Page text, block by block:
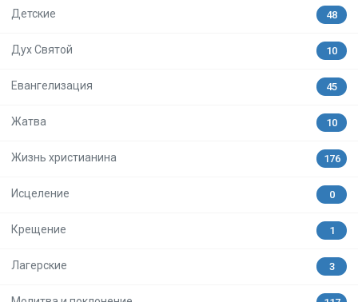
Детские 48
Дух Святой 10
Евангелизация 45
Жатва 10
Жизнь христианина 176
Исцеление 0
Крещение 1
Лагерские 3